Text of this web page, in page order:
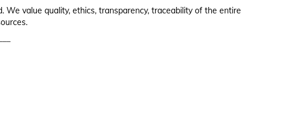
value quality, ethics, transparency, traceability of the entire